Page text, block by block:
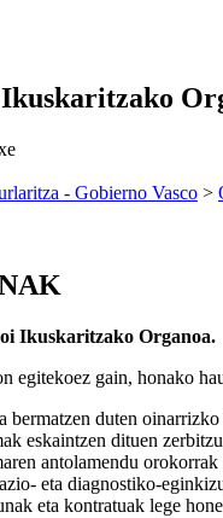
- Gobierno Vasco >
Ikuskaritzako Organoa.
egitekoez gain, honako
bermatzen duten
eskaintzen dituen
antolamendu
eta diagnostiko-
eta kontratuak lege